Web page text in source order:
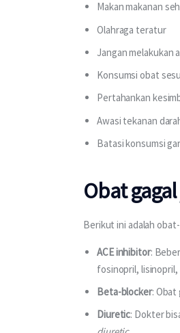
Makan makanan
Olahraga teratur
Jangan melakukan
Konsumsi obat
Pertahankan
Awasi tekanan
Batasi konsumsi
Obat
Berikut ini adalah
ACE inhibitor:
fosinopril,
Beta-blocker: Obat
Diuretic: Dokter